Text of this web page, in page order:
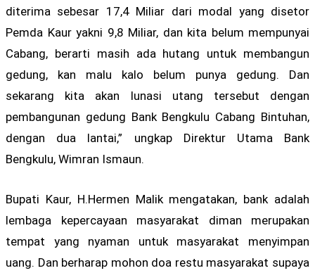
diterima sebesar 17,4 Miliar dari modal yang disetor
Pemda Kaur yakni 9,8 Miliar, dan kita belum mempunyai
Cabang, berarti masih ada hutang untuk membangun
gedung, kan malu kalo belum punya gedung. Dan
sekarang kita akan lunasi utang tersebut dengan
pembangunan gedung Bank Bengkulu Cabang Bintuhan,
dengan dua lantai,” ungkap Direktur Utama Bank
Bengkulu, Wimran Ismaun.
Bupati Kaur, H.Hermen Malik mengatakan, bank adalah
lembaga kepercayaan masyarakat diman merupakan
tempat yang nyaman untuk masyarakat menyimpan
uang. Dan berharap mohon doa restu masyarakat supaya